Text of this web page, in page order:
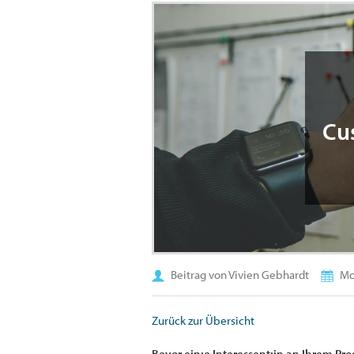
Beitrag von Vivien Gebhardt
Zurück zur Übersicht